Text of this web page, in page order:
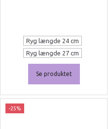
Ryg længde 24 cm
Ryg længde 27 cm
Se produktet
-25%